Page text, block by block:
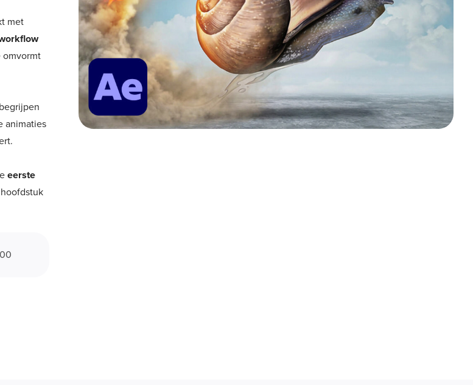
met
omvormt
animaties
eerste